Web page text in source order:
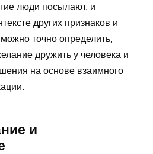
люди посылают, и
других признаков и
точно определить,
дружить у человека и
на основе взаимного
и